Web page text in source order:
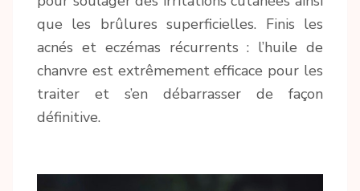
que les brûlures superficielles. Finis les
acnés et eczémas récurrents : l’huile de
chanvre est extrêmement efficace pour les
traiter et s’en débarrasser de façon
définitive.